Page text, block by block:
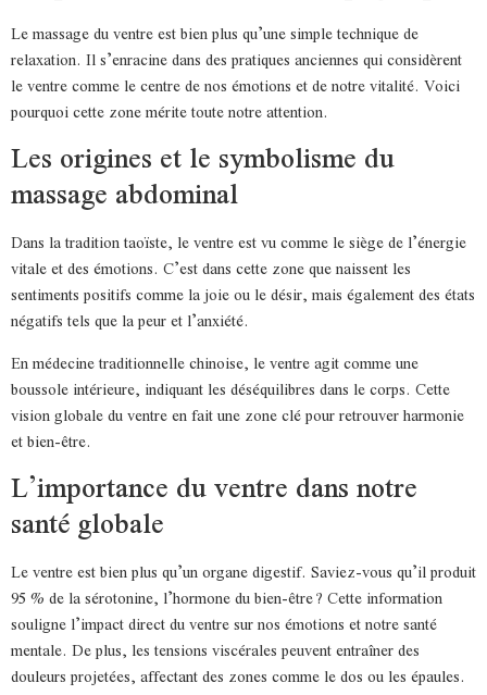
Le massage du ventre est bien plus qu’une simple technique de
relaxation. Il s’enracine dans des pratiques anciennes qui considèrent
le ventre comme le centre de nos émotions et de notre vitalité. Voici
pourquoi cette zone mérite toute notre attention.
Les origines et le symbolisme du
massage abdominal
Dans la tradition taoïste, le ventre est vu comme le siège de l’énergie
vitale et des émotions. C’est dans cette zone que naissent les
sentiments positifs comme la joie ou le désir, mais également des états
négatifs tels que la peur et l’anxiété.
En médecine traditionnelle chinoise, le ventre agit comme une
boussole intérieure, indiquant les déséquilibres dans le corps. Cette
vision globale du ventre en fait une zone clé pour retrouver harmonie
et bien-être.
L’importance du ventre dans notre
santé globale
Le ventre est bien plus qu’un organe digestif. Saviez-vous qu’il produit
95 % de la sérotonine, l’hormone du bien-être ? Cette information
souligne l’impact direct du ventre sur nos émotions et notre santé
mentale. De plus, les tensions viscérales peuvent entraîner des
douleurs projetées, affectant des zones comme le dos ou les épaules.